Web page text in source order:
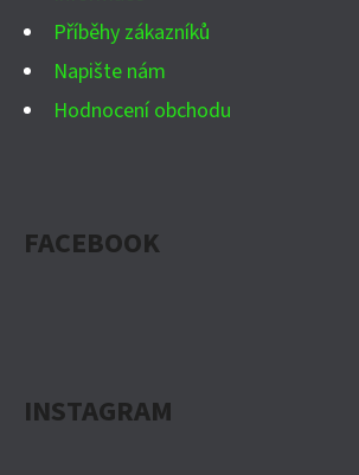
Příběhy zákazníků
Napište nám
Hodnocení obchodu
FACEBOOK
INSTAGRAM